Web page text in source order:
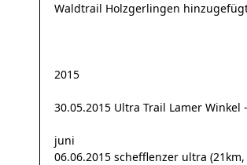
Waldtrail Holzgerlingen
2015
30.05.2015 Ultra Trail Lamer Winkel
juni
06.06.2015 schefflenzer ultra